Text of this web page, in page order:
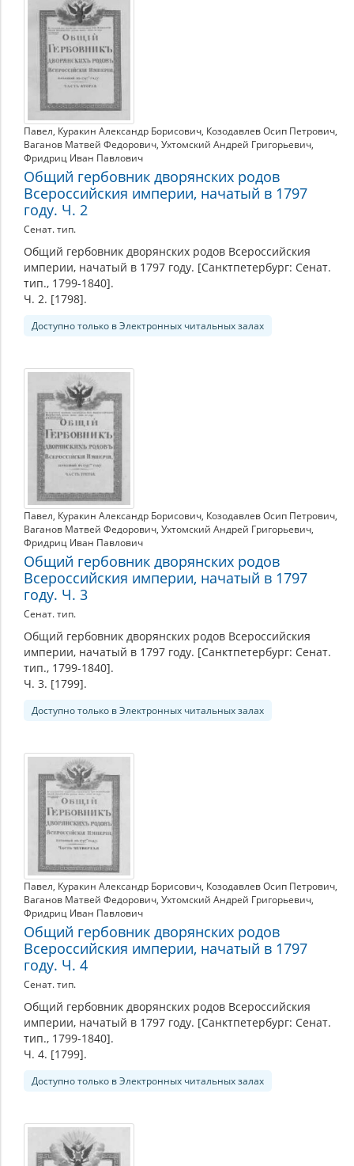
Павел, Куракин Александр Борисович, Козодавлев Осип Петрович,
Ваганов Матвей Федорович, Ухтомский Андрей Григорьевич,
Фридриц Иван Павлович
Общий гербовник дворянских родов
Всероссийския империи, начатый в 1797
году. Ч. 2
Сенат. тип.
Общий гербовник дворянских родов Всероссийския
империи, начатый в 1797 году. [Санктпетербург: Сенат.
тип., 1799-1840].
Ч. 2. [1798].
Доступно только в Электронных читальных залах
Павел, Куракин Александр Борисович, Козодавлев Осип Петрович,
Ваганов Матвей Федорович, Ухтомский Андрей Григорьевич,
Фридриц Иван Павлович
Общий гербовник дворянских родов
Всероссийския империи, начатый в 1797
году. Ч. 3
Сенат. тип.
Общий гербовник дворянских родов Всероссийския
империи, начатый в 1797 году. [Санктпетербург: Сенат.
тип., 1799-1840].
Ч. 3. [1799].
Доступно только в Электронных читальных залах
Павел, Куракин Александр Борисович, Козодавлев Осип Петрович,
Ваганов Матвей Федорович, Ухтомский Андрей Григорьевич,
Фридриц Иван Павлович
Общий гербовник дворянских родов
Всероссийския империи, начатый в 1797
году. Ч. 4
Сенат. тип.
Общий гербовник дворянских родов Всероссийския
империи, начатый в 1797 году. [Санктпетербург: Сенат.
тип., 1799-1840].
Ч. 4. [1799].
Доступно только в Электронных читальных залах